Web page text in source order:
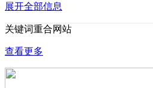
展开全部信息
关键词重合网站
查看更多